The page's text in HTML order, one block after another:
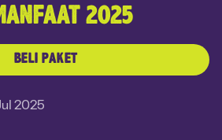
2025
BELI PAKET
2025